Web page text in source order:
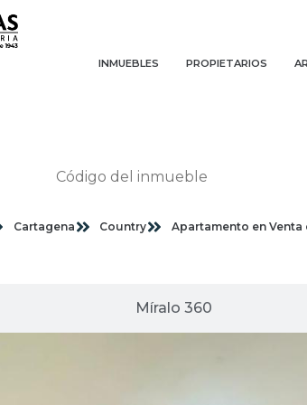
INMUEBLES PROPIETARIOS
Cartagena Country Apartamento en Venta
Míralo 360